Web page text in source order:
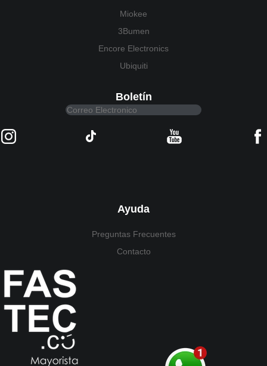
Miokee
3Bumen
Encore Electronics
Ubiquiti
Boletín
Ayuda
Preguntas Frecuentes
Contacto